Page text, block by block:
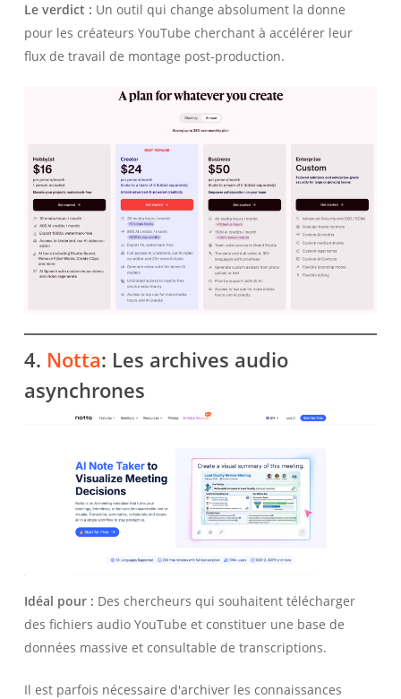
Le verdict : Un outil qui change absolument la donne
pour les créateurs YouTube cherchant à accélérer leur
flux de travail de montage post-production.
4. Notta: Les archives audio
asynchrones
Idéal pour : Des chercheurs qui souhaitent télécharger
des fichiers audio YouTube et constituer une base de
données massive et consultable de transcriptions.
Il est parfois nécessaire d'archiver les connaissances